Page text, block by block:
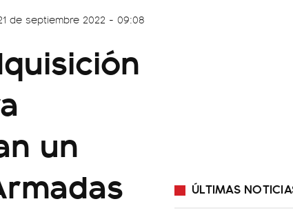
de septiembre 2022 - 09:08
un
ÚLTIMAS